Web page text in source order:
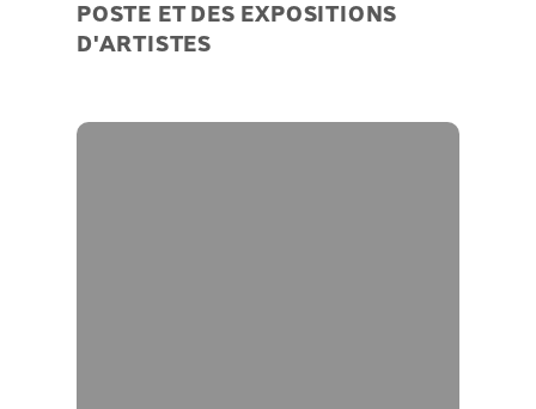
POSTE ET DES EXPOSITIONS
D'ARTISTES